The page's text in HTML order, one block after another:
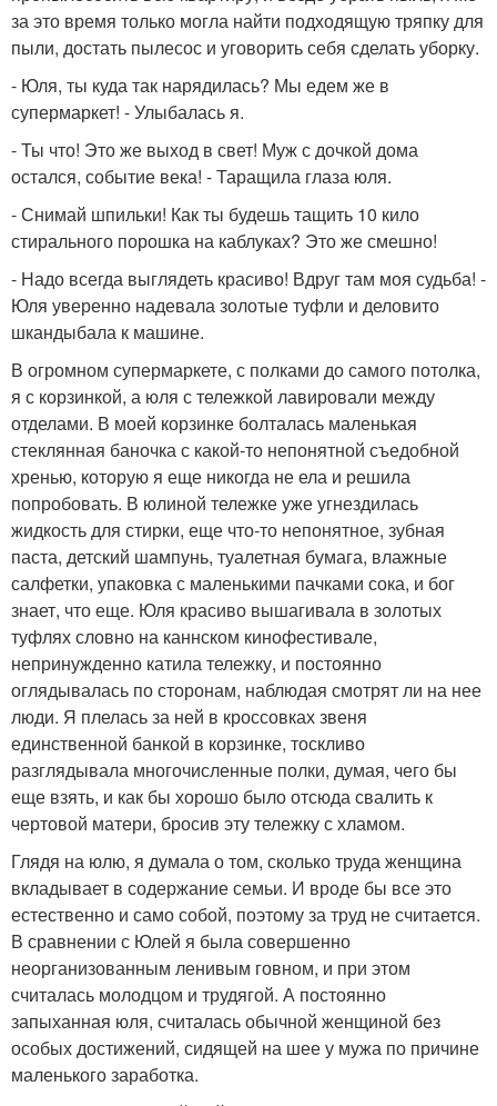
за это время только могла найти подходящую тряпку для
пыли, достать пылесос и уговорить себя сделать уборку.
- Юля, ты куда так нарядилась? Мы едем же в
супермаркет! - Улыбалась я.
- Ты что! Это же выход в свет! Муж с дочкой дома
остался, событие века! - Таращила глаза юля.
- Снимай шпильки! Как ты будешь тащить 10 кило
стирального порошка на каблуках? Это же смешно!
- Надо всегда выглядеть красиво! Вдруг там моя судьба! -
Юля уверенно надевала золотые туфли и деловито
шкандыбала к машине.
В огромном супермаркете, с полками до самого потолка,
я с корзинкой, а юля с тележкой лавировали между
отделами. В моей корзинке болталась маленькая
стеклянная баночка с какой-то непонятной съедобной
хренью, которую я еще никогда не ела и решила
попробовать. В юлиной тележке уже угнездилась
жидкость для стирки, еще что-то непонятное, зубная
паста, детский шампунь, туалетная бумага, влажные
салфетки, упаковка с маленькими пачками сока, и бог
знает, что еще. Юля красиво вышагивала в золотых
туфлях словно на каннском кинофестивале,
непринужденно катила тележку, и постоянно
оглядывалась по сторонам, наблюдая смотрят ли на нее
люди. Я плелась за ней в кроссовках звеня
единственной банкой в корзинке, тоскливо
разглядывала многочисленные полки, думая, чего бы
еще взять, и как бы хорошо было отсюда свалить к
чертовой матери, бросив эту тележку с хламом.
Глядя на юлю, я думала о том, сколько труда женщина
вкладывает в содержание семьи. И вроде бы все это
естественно и само собой, поэтому за труд не считается.
В сравнении с Юлей я была совершенно
неорганизованным ленивым говном, и при этом
считалась молодцом и трудягой. А постоянно
запыханная юля, считалась обычной женщиной без
особых достижений, сидящей на шее у мужа по причине
маленького заработка.